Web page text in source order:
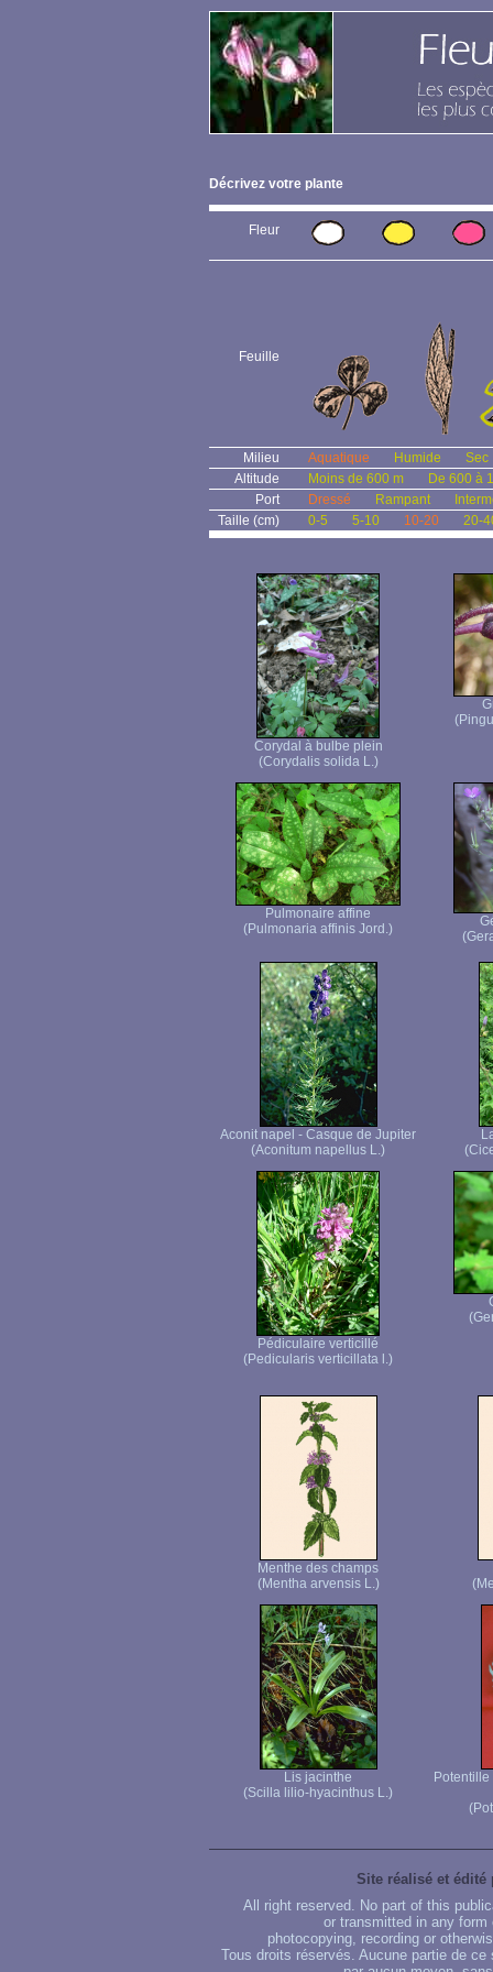
Décrivez votre plante
Fleur
Feuille
Milieu Aquatique Humide
Sec
Altitude
Moins de 600 m
De 600 à
Port
Dressé Rampant
Taille (cm)
0-5 5-10 10-20 20-
Corydal à bulbe plein
(Corydalis solida L.)
Pulmonaire affine
(Pulmonaria affinis Jord.)
Aconit napel - Casque de Jupiter
(Aconitum napellus L.)
Pédiculaire verticillé
(Pedicularis verticillata l.)
Menthe des champs
(Mentha arvensis L.)
Lis jacinthe
(Scilla lilio-hyacinthus L.)
Site réalisé et édité
All right reserved. No part of this
or transmitted in any
photocopying, recording or
Tous droits réservés. Aucune partie de